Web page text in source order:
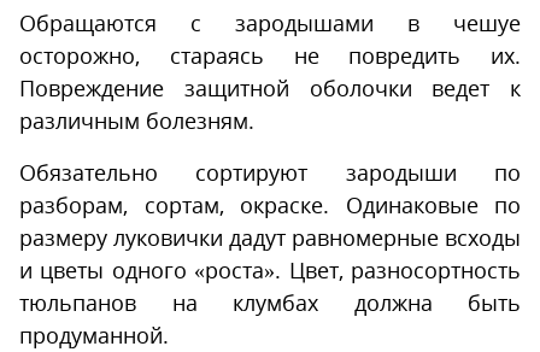
Обращаются с зародышами в чешуе
осторожно, стараясь не повредить их.
Повреждение защитной оболочки ведет к
различным болезням.
Обязательно сортируют зародыши по
разборам, сортам, окраске. Одинаковые по
размеру луковички дадут равномерные всходы
и цветы одного «роста». Цвет, разносортность
тюльпанов на клумбах должна быть
продуманной.